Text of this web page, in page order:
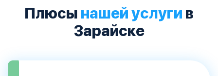
Плюсы нашей услуги в
Зарайске